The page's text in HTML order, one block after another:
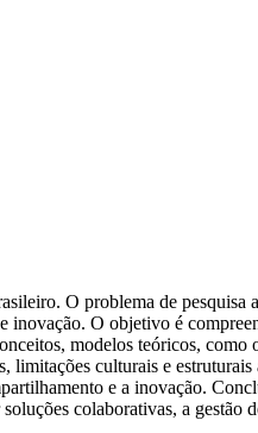
O problema de pesquisa
inovação. O objetivo é
modelos teóricos, como
limitações culturais e
e a inovação.
colaborativas, a gestão